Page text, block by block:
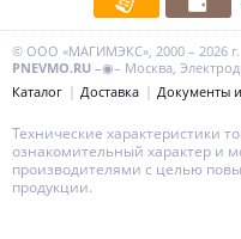
© ООО «МАГИМЭКС», 2000 – 2026 г.
PNEVMO.RU –◉– Москва,
Каталог
Доставка Документы
Технические характеристики
ознакомительный характер и
производителями с целью
продукции.